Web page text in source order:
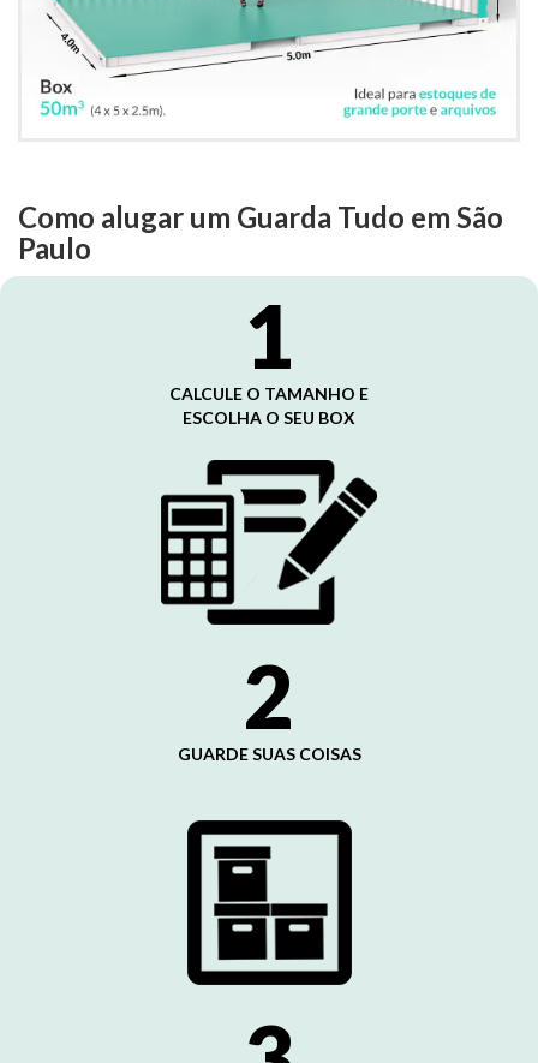
Como alugar um Guarda Tudo em São
Paulo
1
CALCULE O TAMANHO E
ESCOLHA O SEU BOX
2
GUARDE SUAS COISAS